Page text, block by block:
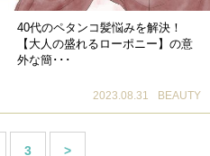
40代のペタンコ髪悩みを解決！
【大人の盛れるローポニー】の意
外な簡･･･
2023.08.31 BEAUTY
3 >